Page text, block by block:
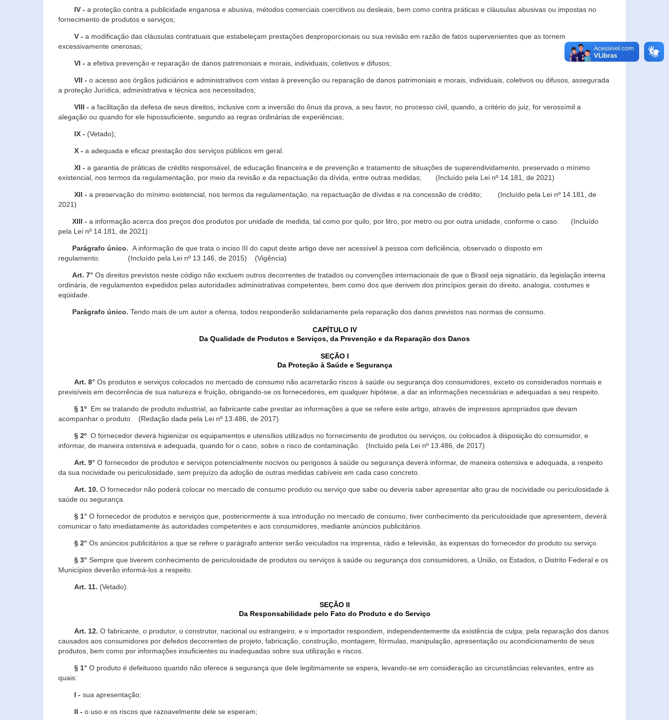
IV - a proteção contra a publicidade enganosa e abusiva, métodos comerciais coercitivos ou desleais, bem como contra práticas e cláusulas abusivas ou impostas no
fornecimento de produtos e serviços;
V - a modificação das cláusulas contratuais que estabeleçam prestações desproporcionais ou sua revisão em razão de fatos supervenientes que as tornem
excessivamente onerosas;
VI - a efetiva prevenção e reparação de danos patrimoniais e morais, individuais, coletivos e difusos;
VII - o acesso aos órgãos judiciários e administrativos com vistas à prevenção ou reparação de danos patrimoniais e morais, individuais, coletivos ou difusos, assegurada
a proteção Jurídica, administrativa e técnica aos necessitados;
VIII - a facilitação da defesa de seus direitos, inclusive com a inversão do ônus da prova, a seu favor, no processo civil, quando, a critério do juiz, for verossímil a
alegação ou quando for ele hipossuficiente, segundo as regras ordinárias de experiências;
IX - (Vetado);
X - a adequada e eficaz prestação dos serviços públicos em geral.
XI - a garantia de práticas de crédito responsável, de educação financeira e de prevenção e tratamento de situações de superendividamento, preservado o mínimo
existencial, nos termos da regulamentação, por meio da revisão e da repactuação da dívida, entre outras medidas; (Incluído pela Lei nº 14.181, de 2021)
XII - a preservação do mínimo existencial, nos termos da regulamentação, na repactuação de dívidas e na concessão de crédito; (Incluído pela Lei nº 14.181, de
2021)
XIII - a informação acerca dos preços dos produtos por unidade de medida, tal como por quilo, por litro, por metro ou por outra unidade, conforme o caso. (Incluído
pela Lei nº 14.181, de 2021)
Parágrafo único. A informação de que trata o inciso III do caput deste artigo deve ser acessível à pessoa com deficiência, observado o disposto em
regulamento. (Incluído pela Lei nº 13.146, de 2015) (Vigência)
Art. 7° Os direitos previstos neste código não excluem outros decorrentes de tratados ou convenções internacionais de que o Brasil seja signatário, da legislação interna
ordinária, de regulamentos expedidos pelas autoridades administrativas competentes, bem como dos que derivem dos princípios gerais do direito, analogia, costumes e
eqüidade.
Parágrafo único. Tendo mais de um autor a ofensa, todos responderão solidariamente pela reparação dos danos previstos nas normas de consumo.
CAPÍTULO IV
Da Qualidade de Produtos e Serviços, da Prevenção e da Reparação dos Danos
SEÇÃO I
Da Proteção à Saúde e Segurança
Art. 8° Os produtos e serviços colocados no mercado de consumo não acarretarão riscos à saúde ou segurança dos consumidores, exceto os considerados normais e
previsíveis em decorrência de sua natureza e fruição, obrigando-se os fornecedores, em qualquer hipótese, a dar as informações necessárias e adequadas a seu respeito.
§ 1º Em se tratando de produto industrial, ao fabricante cabe prestar as informações a que se refere este artigo, através de impressos apropriados que devam
acompanhar o produto. (Redação dada pela Lei nº 13.486, de 2017)
§ 2º O fornecedor deverá higienizar os equipamentos e utensílios utilizados no fornecimento de produtos ou serviços, ou colocados à disposição do consumidor, e
informar, de maneira ostensiva e adequada, quando for o caso, sobre o risco de contaminação. (Incluído pela Lei nº 13.486, de 2017)
Art. 9° O fornecedor de produtos e serviços potencialmente nocivos ou perigosos à saúde ou segurança deverá informar, de maneira ostensiva e adequada, a respeito
da sua nocividade ou periculosidade, sem prejuízo da adoção de outras medidas cabíveis em cada caso concreto.
Art. 10. O fornecedor não poderá colocar no mercado de consumo produto ou serviço que sabe ou deveria saber apresentar alto grau de nocividade ou periculosidade à
saúde ou segurança.
§ 1° O fornecedor de produtos e serviços que, posteriormente à sua introdução no mercado de consumo, tiver conhecimento da periculosidade que apresentem, deverá
comunicar o fato imediatamente às autoridades competentes e aos consumidores, mediante anúncios publicitários.
§ 2° Os anúncios publicitários a que se refere o parágrafo anterior serão veiculados na imprensa, rádio e televisão, às expensas do fornecedor do produto ou serviço.
§ 3° Sempre que tiverem conhecimento de periculosidade de produtos ou serviços à saúde ou segurança dos consumidores, a União, os Estados, o Distrito Federal e os
Municípios deverão informá-los a respeito.
Art. 11. (Vetado).
SEÇÃO II
Da Responsabilidade pelo Fato do Produto e do Serviço
Art. 12. O fabricante, o produtor, o construtor, nacional ou estrangeiro, e o importador respondem, independentemente da existência de culpa, pela reparação dos danos
causados aos consumidores por defeitos decorrentes de projeto, fabricação, construção, montagem, fórmulas, manipulação, apresentação ou acondicionamento de seus
produtos, bem como por informações insuficientes ou inadequadas sobre sua utilização e riscos.
§ 1° O produto é defeituoso quando não oferece a segurança que dele legitimamente se espera, levando-se em consideração as circunstâncias relevantes, entre as
quais:
I - sua apresentação;
II - o uso e os riscos que razoavelmente dele se esperam;